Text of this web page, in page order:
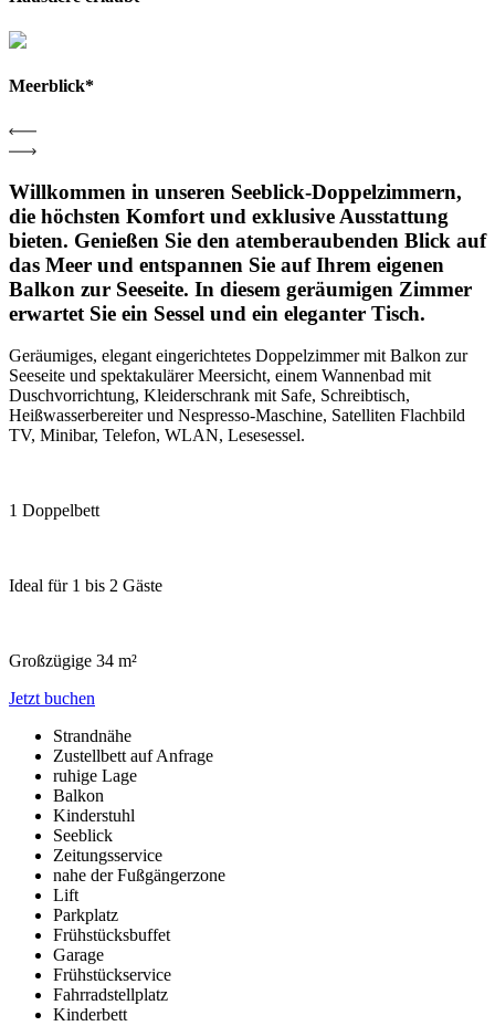
Meerblick*
Willkommen in unseren Seeblick-Doppelzimmern,
die höchsten Komfort und exklusive Ausstattung
bieten. Genießen Sie den atemberaubenden Blick auf
das Meer und entspannen Sie auf Ihrem eigenen
Balkon zur Seeseite. In diesem geräumigen Zimmer
erwartet Sie ein Sessel und ein eleganter Tisch.
Geräumiges, elegant eingerichtetes Doppelzimmer mit Balkon zur
Seeseite und spektakulärer Meersicht, einem Wannenbad mit
Duschvorrichtung, Kleiderschrank mit Safe, Schreibtisch,
Heißwasserbereiter und Nespresso-Maschine, Satelliten Flachbild
TV, Minibar, Telefon, WLAN, Lesesessel.
1 Doppelbett
Ideal für 1 bis 2 Gäste
Großzügige 34 m²
Jetzt buchen
Strandnähe
Zustellbett auf Anfrage
ruhige Lage
Balkon
Kinderstuhl
Seeblick
Zeitungsservice
nahe der Fußgängerzone
Lift
Parkplatz
Frühstücksbuffet
Garage
Frühstückservice
Fahrradstellplatz
Kinderbett